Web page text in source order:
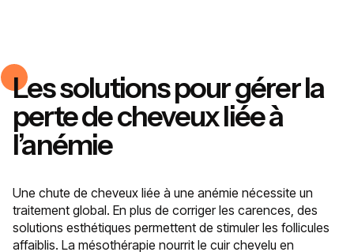
Les solutions pour gérer la
perte de cheveux liée à
l’anémie
Une chute de cheveux liée à une anémie nécessite un
traitement global. En plus de corriger les carences, des
solutions esthétiques permettent de stimuler les follicules
affaiblis. La mésothérapie nourrit le cuir chevelu en